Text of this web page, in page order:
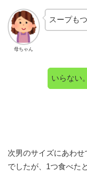
母ちゃん
スープも
いらない
次男のサイズにあわ
でしたが、1つ食べた